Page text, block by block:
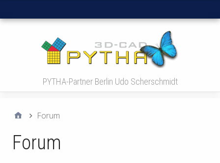
PYTHA-Partner Berlin Udo Scherschmidt
Forum
Forum